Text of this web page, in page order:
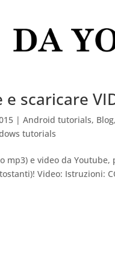
scaricare
|Android tutorials, Blog,
tutorials
mp3) e video da
Video: Istruzioni: